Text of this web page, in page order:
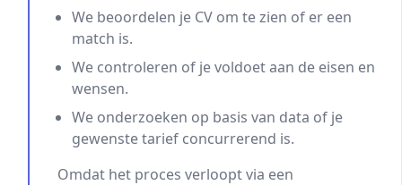
We beoordelen je CV om te zien of er een
match is.
We controleren of je voldoet aan de eisen en
wensen.
We onderzoeken op basis van data of je
gewenste tarief concurrerend is.
Omdat het proces verloopt via een